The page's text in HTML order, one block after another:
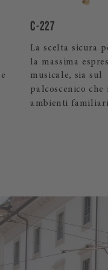
SPIRIO
Il pianoforte a
di un sistema
alta risoluzione,
permette di
ascoltare il